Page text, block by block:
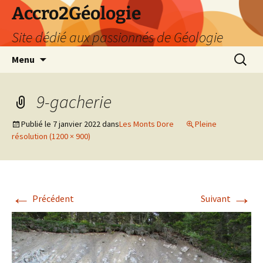
Accro2Géologie
Site dédié aux passionnés de Géologie
Menu
9-gacherie
Publié le 7 janvier 2022dansLes Monts Dore
Pleine
résolution (1200 × 900)
← Précédent Suivant →